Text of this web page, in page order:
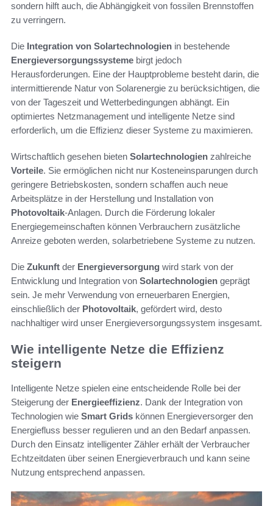
sondern hilft auch, die Abhängigkeit von fossilen Brennstoffen
zu verringern.
Die Integration von Solartechnologien in bestehende
Energieversorgungssysteme birgt jedoch
Herausforderungen. Eine der Hauptprobleme besteht darin, die
intermittierende Natur von Solarenergie zu berücksichtigen, die
von der Tageszeit und Wetterbedingungen abhängt. Ein
optimiertes Netzmanagement und intelligente Netze sind
erforderlich, um die Effizienz dieser Systeme zu maximieren.
Wirtschaftlich gesehen bieten Solartechnologien zahlreiche
Vorteile. Sie ermöglichen nicht nur Kosteneinsparungen durch
geringere Betriebskosten, sondern schaffen auch neue
Arbeitsplätze in der Herstellung und Installation von
Photovoltaik-Anlagen. Durch die Förderung lokaler
Energiegemeinschaften können Verbrauchern zusätzliche
Anreize geboten werden, solarbetriebene Systeme zu nutzen.
Die Zukunft der Energieversorgung wird stark von der
Entwicklung und Integration von Solartechnologien geprägt
sein. Je mehr Verwendung von erneuerbaren Energien,
einschließlich der Photovoltaik, gefördert wird, desto
nachhaltiger wird unser Energieversorgungssystem insgesamt.
Wie intelligente Netze die Effizienz
steigern
Intelligente Netze spielen eine entscheidende Rolle bei der
Steigerung der Energieeffizienz. Dank der Integration von
Technologien wie Smart Grids können Energieversorger den
Energiefluss besser regulieren und an den Bedarf anpassen.
Durch den Einsatz intelligenter Zähler erhält der Verbraucher
Echtzeitdaten über seinen Energieverbrauch und kann seine
Nutzung entsprechend anpassen.